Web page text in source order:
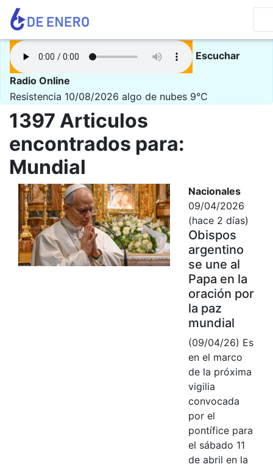
Escuchar
Radio Online
Resistencia 10/08/2026 algo de nubes 9°C
1397 Articulos
encontrados para:
Mundial
Nacionales
09/04/2026
(hace 2 días)
Obispos
argentino
se une al
Papa en la
oración por
la paz
mundial
(09/04/26) Es
en el marco
de la próxima
vigilia
convocada
por el
pontífice para
el sábado 11
de abril en la